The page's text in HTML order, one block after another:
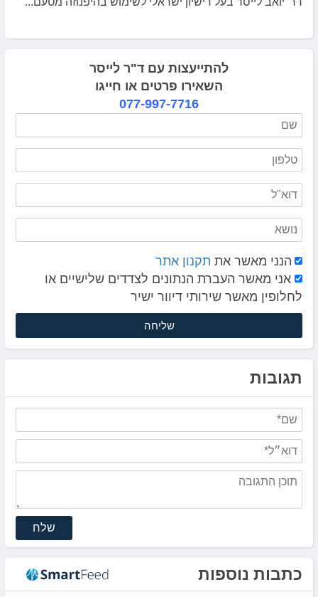
להתייעצות עם ד"ר לייסר
השאירו פרטים או חייגו
077-997-7716
הנני מאשר את תקנון אתר
אני מאשר העברת הנתונים לצדדים שלישיים או
לחלופין מאשר שירותי דיוור ישיר
תגובות
שלח
כתבות נוספות